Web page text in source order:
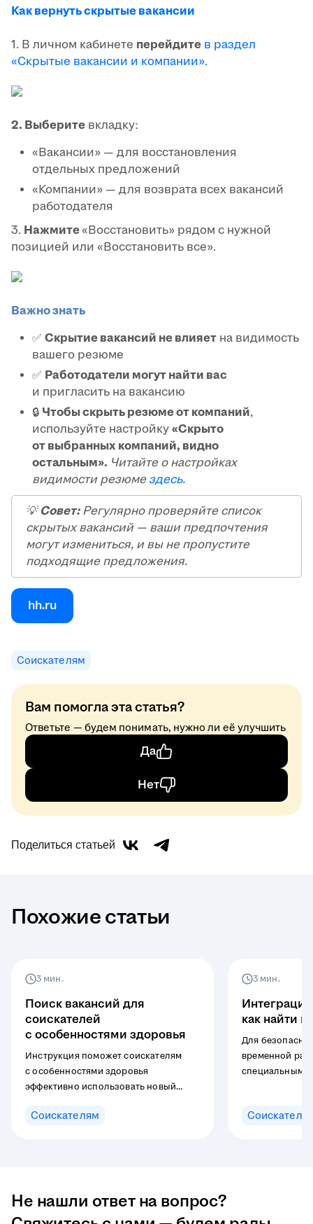
Как вернуть скрытые вакансии
1. В личном кабинете перейдите в раздел
«Скрытые вакансии и компании».
2. Выберите вкладку:
«Вакансии» — для восстановления
отдельных предложений
«Компании» — для возврата всех вакансий
работодателя
3. Нажмите«Восстановить» рядом с нужной
позицией или «Восстановить все».
Важно знать
✅ Скрытие вакансий не влияет на видимость
вашего резюме
✅ Работодатели могут найти вас
и пригласить на вакансию
🔒 Чтобы скрыть резюме от компаний,
используйте настройку «Скрыто
от выбранных компаний, видно
остальным». Читайте о настройках
видимости резюме здесь.
💡 Совет:Регулярно проверяйте список
скрытых вакансий — ваши предпочтения
могут измениться, и вы не пропустите
подходящие предложения.
hh.ru
Соискателям
Вам помогла эта статья?
Ответьте — будем понимать, нужно ли её улучшить
Да
Нет
Поделиться статьей
Похожие статьи
3 мин.
Поиск вакансий для
соискателей
с особенностями здоровья
Инструкция поможет соискателям
с особенностями здоровья
эффективно использовать новый
подходящие вакансии и понимать,
и расшифровка категорий здоровья.
Соискателям
3 мин.
как найти
Для
временной
специальным
hh.ru и
Не нашли ответ на вопрос?